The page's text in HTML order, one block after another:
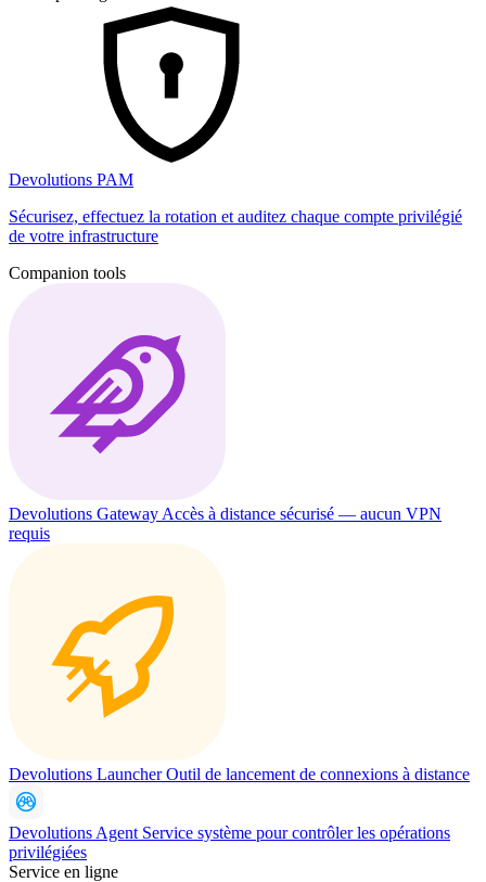
Devolutions PAM
Sécurisez, effectuez la rotation et auditez chaque compte privilégié
de votre infrastructure
Companion tools
Devolutions Gateway Accès à distance sécurisé — aucun VPN
requis
Devolutions LauncherOutil de lancement de connexions à distance
Devolutions Agent Service système pour contrôler les opérations
privilégiées
Service en ligne